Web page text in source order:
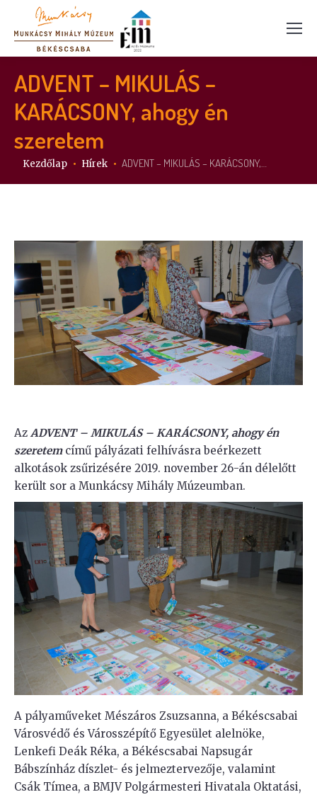
ADVENT – MIKULÁS –
KARÁCSONY, ahogy én
szeretem
Itt vagy:
Kezdőlap Hírek ADVENT – MIKULÁS – KARÁCSONY,…
Az ADVENT – MIKULÁS – KARÁCSONY, ahogy én
szeretemcímű pályázati felhívásra beérkezett
alkotások zsűrizésére 2019. november 26-án délelőtt
került sor a Munkácsy Mihály Múzeumban.
A pályaműveket Mészáros Zsuzsanna, a Békéscsabai
Városvédő és Városszépítő Egyesület alelnöke,
Lenkefi Deák Réka, a Békéscsabai Napsugár
Bábszínház díszlet- és jelmeztervezője, valamint
Csák Tímea, a BMJV Polgármesteri Hivatala Oktatási,